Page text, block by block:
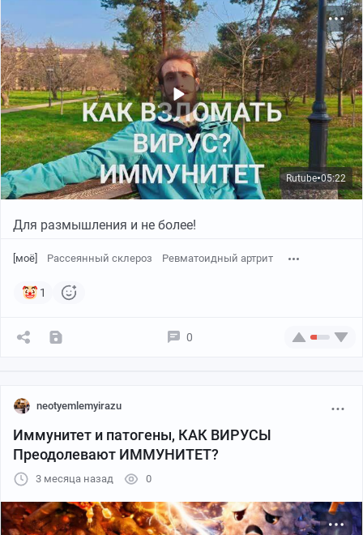
Rutube●05:22
Для размышления и не более!
[моё] Рассеянный склероз Ревматоидный артрит
1
0
neotyemlemyirazu
Иммунитет и патогены, КАК ВИРУСЫ
Преодолевают ИММУНИТЕТ?
3 месяца назад 0